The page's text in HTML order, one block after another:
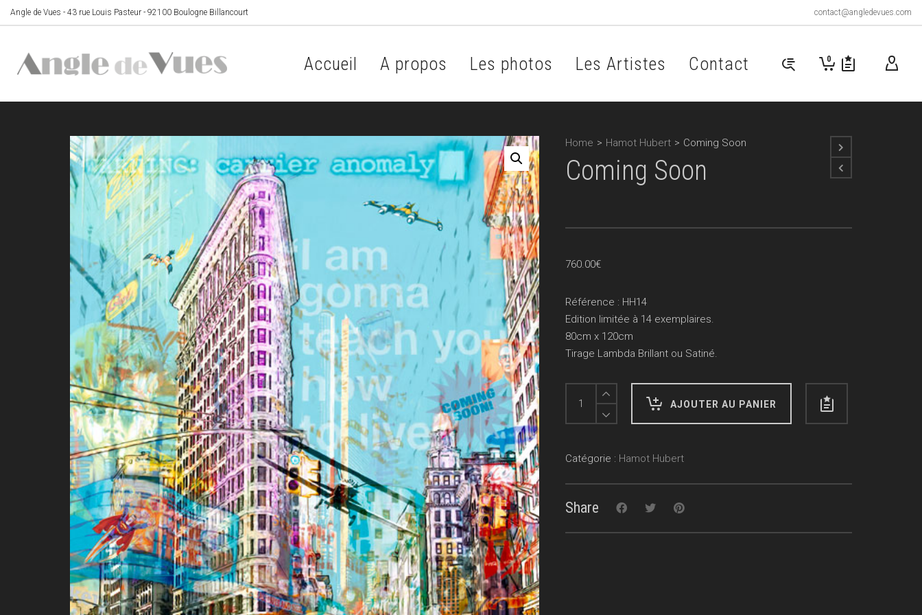
Angle de Vues - 43 rue Louis Pasteur - 92100 Boulogne Billancourt contact@angledevues.com
0
Accueil A propos Les photos Les Artistes Contact
Home > Hamot Hubert > Coming Soon
Coming Soon
760.00€
Référence : HH14
Edition limitée à 14 exemplaires.
80cm x 120cm
Tirage Lambda Brillant ou Satiné.
Soon
AJOUTER AU PANIER
Catégorie : Hamot Hubert
Share